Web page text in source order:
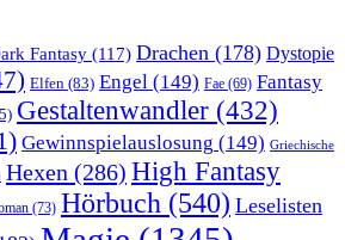
Fantasy (117) Drachen (178) Dystopie
Elfen (83) Engel (149) Fae (69) Fantasy
Gestaltenwandler (432)
Gewinnspielauslosung (149) Griechische
Hexen (286) High Fantasy
(73) Hörbuch (540) Leselisten